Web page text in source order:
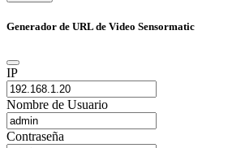
Generador de URL de Video Sensormatic
IP
Nombre de Usuario
Contraseña